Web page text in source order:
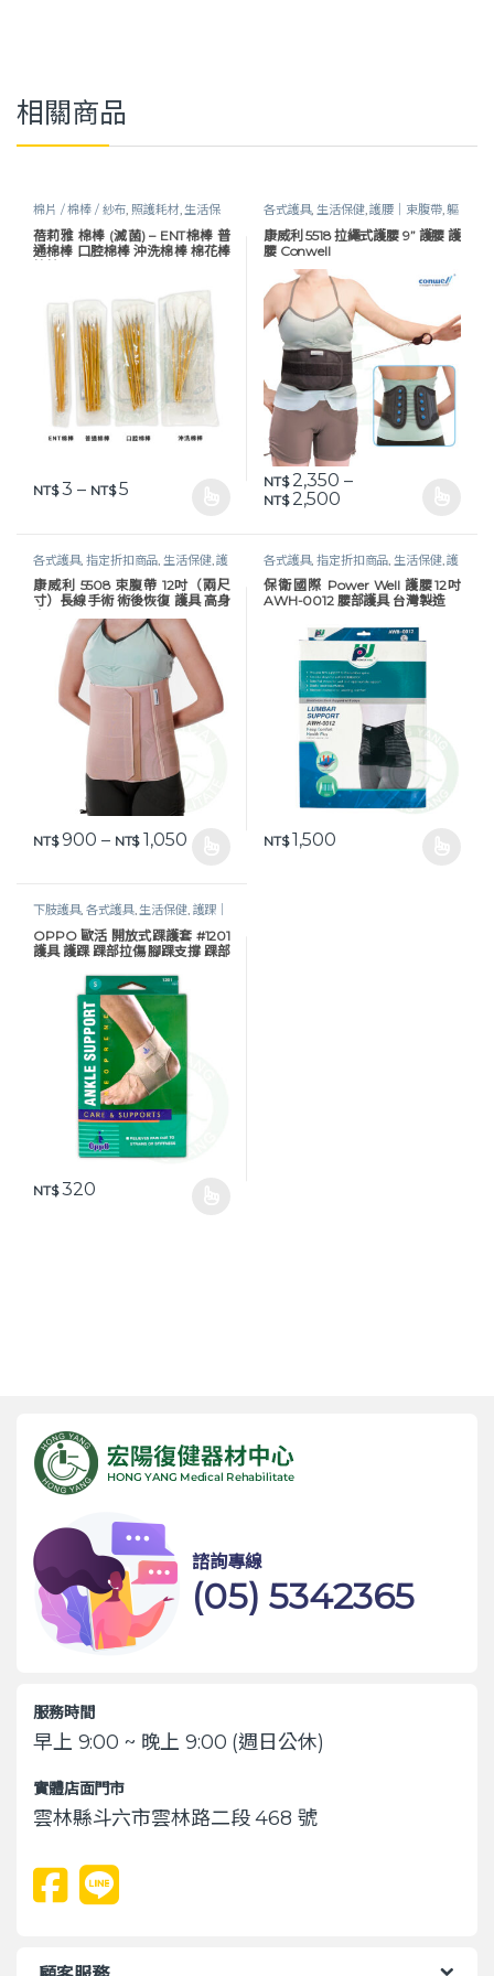
相關商品
棉片 / 棉棒 / 紗布, 照護耗材,生活保
健
蓓莉雅 棉棒 (滅菌) – ENT棉棒 普
通棉棒 口腔棉棒 沖洗棉棒 棉花棒
NT$3 – NT$5 價格範圍：NT$ 3 到 NT$ 5
此產品有多種款式。 可在產品頁面選擇選項
各式護具,生活保健,護腰｜束腹帶,軀
幹護具
康威利 5518 拉繩式護腰 9” 護腰 護
腰 Conwell
NT$2,350 –
NT$2,500價格範圍：NT$
此產品有多種款式。 可在產品頁
各式護具,指定折扣商品 生活保健,護
腰｜束腹帶 ,軀幹護具
康威利 5508 束腹帶 12吋（兩尺
寸）長線手術 術後恢復 護具 高身
高 Conwell
NT$900 – NT$1,050價格範圍：NT$ 900 到 NT$ 1,050
各式護具,指定折扣商品 生活保健,護
腰｜束腹帶 ,軀幹護具
保衛國際 Power Well 護腰12吋
AWH-0012 腰部護具 台灣製造
NT$1,500
下肢護具,各式護具,生活保健, 護踝｜
垂足板
OPPO 歐活 開放式踝護套 #1201
護具 護踝 踝部拉傷 腳踝支撐 踝部
NT$320
諮詢專線
(05) 5342365
服務時間
早上 9:00 ~ 晚上 9:00 (週日公休)
實體店面門市
雲林縣斗六市雲林路二段 468 號